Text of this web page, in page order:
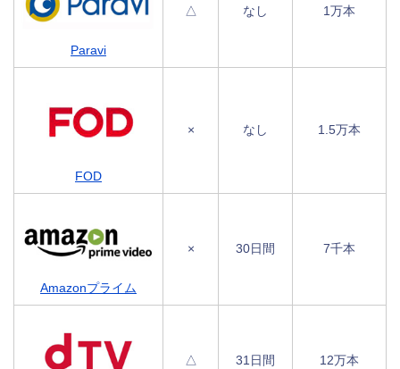
Paravi
△ なし 1万本
FOD
× なし 1.5万本
Amazonプライム
× 30日間 7千本
△ 31日間 12万本